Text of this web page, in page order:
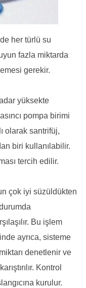
her türlü su
fazla miktarda
gerekir.
yüksekte
pompa birimi
olarak santrifüj,
biri kullanılabilir.
tercih edilir.
çok iyi süzüldükten
Bu işlem
ayrıca, sisteme
denetlenir ve
Kontrol
kurulur.